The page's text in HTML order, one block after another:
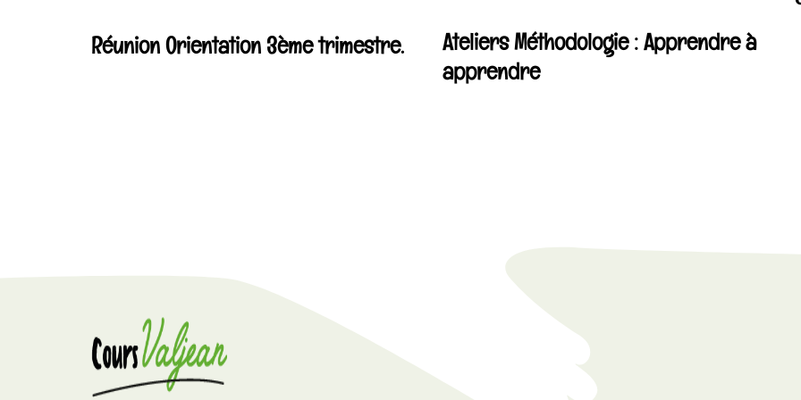
Réunion Orientation 3ème trimestre. Ateliers Méthodologie : Apprendre à
apprendre